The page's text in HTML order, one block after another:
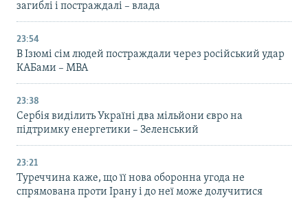
загиблі і постраждалі – влада
23:54
В Ізюмі сім людей постраждали через російський удар
КАБами – МВА
23:38
Сербія виділить Україні два мільйони євро на
підтримку енергетики – Зеленський
23:21
Туреччина каже, що її нова оборонна угода не
спрямована проти Ірану і до неї може долучитися